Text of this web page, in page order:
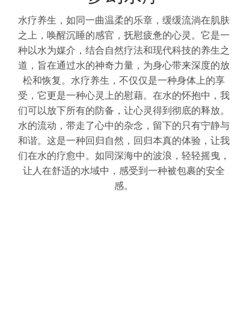
水疗养生，如同一曲温柔的乐章，缓缓流淌在肌肤
之上，唤醒沉睡的感官，抚慰疲惫的心灵。它是一
种以水为媒介，结合自然疗法和现代科技的养生之
道，旨在通过水的神奇力量，为身心带来深度的放
松和恢复。水疗养生，不仅仅是一种身体上的享
受，它更是一种心灵上的慰藉。在水的怀抱中，我
们可以放下所有的防备，让心灵得到彻底的释放。
水的流动，带走了心中的杂念，留下的只有宁静与
和谐。这是一种回归自然，回归本真的体验，让我
们在水的疗愈中。如同深海中的波浪，轻轻摇曳，
让人在舒适的水域中，感受到一种被包裹的安全
感。